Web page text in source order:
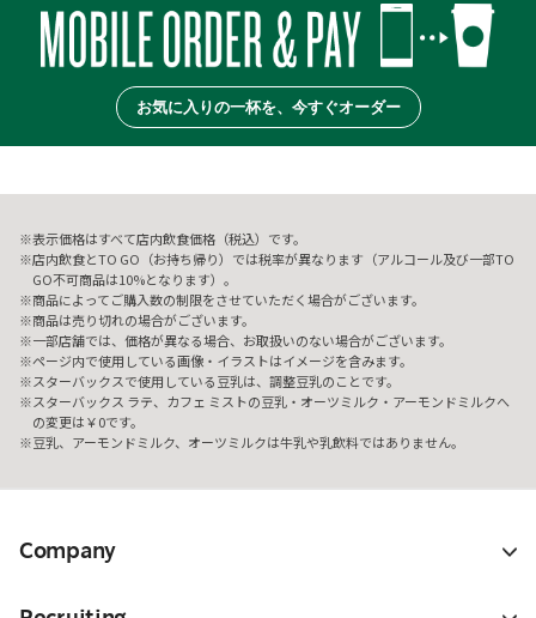
お気に入りの一杯を、今すぐオーダー
表示価格はすべて店内飲食価格（税込）です。
店内飲食とTO GO（お持ち帰り）では税率が異なります（アルコール及び一部TO
GO不可商品は10%となります）。
商品によってご購入数の制限をさせていただく場合がございます。
商品は売り切れの場合がございます。
一部店舗では、価格が異なる場合、お取扱いのない場合がございます。
ページ内で使用している画像・イラストはイメージを含みます。
スターバックスで使用している豆乳は、調整豆乳のことです。
スターバックス ラテ、カフェ ミストの豆乳・オーツミルク・アーモンドミルクへ
の変更は￥0です。
豆乳、アーモンドミルク、オーツミルクは牛乳や乳飲料ではありません。
Company